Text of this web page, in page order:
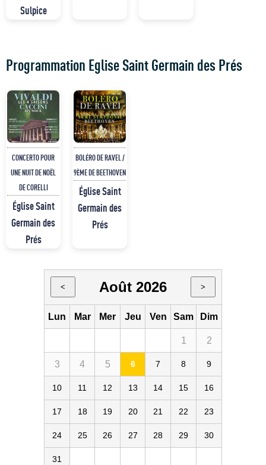
Sulpice
Programmation Eglise Saint Germain des Prés
CONCERTO POUR
UNE NUIT DE NOËL
DE CORELLI
Église Saint
Germain des
Prés
BOLÉRO DE RAVEL /
9ÈME DE BEETHOVEN
Église Saint
Germain des
Prés
< Août 2026 >
Lun Mar Mer Jeu Ven Sam Dim
1 2
3 4 5 6 7 8 9
10 11 12 13 14 15 16
17 18 19 20 21 22 23
24 25 26 27 28 29 30
31